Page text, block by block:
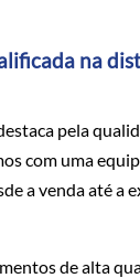
na
pela
com uma
a venda até a
de alta